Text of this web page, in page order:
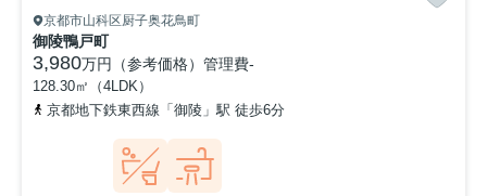
京都市山科区厨子奥花鳥町
御陵鴨戸町
3,980万円（参考価格） 管理費-
128.30㎡（4LDK）
京都地下鉄東西線「御陵」駅 徒歩6分